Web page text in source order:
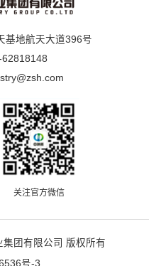
基地航天大道396号
62818148
关注官方微信
团有限公司 版权所有
号-3